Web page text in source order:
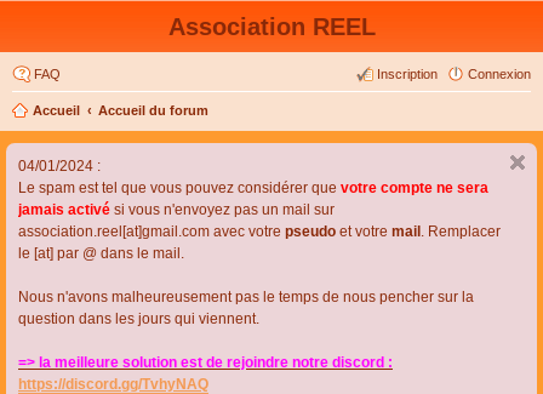
Association REEL
FAQ Connexion
Inscription
Accueil Accueil du forum
04/01/2024 :
Le spam est tel que vous pouvez considérer que votre compte ne sera
jamais activé si vous n'envoyez pas un mail sur
association.reel[at]gmail.com avec votre pseudo et votre mail . Remplacer
le [at] par @ dans le mail.
Nous n'avons malheureusement pas le temps de nous pencher sur la
question dans les jours qui viennent.
=> la meilleure solution est de rejoindre notre discord :
https://discord.gg/TvhyNAQ